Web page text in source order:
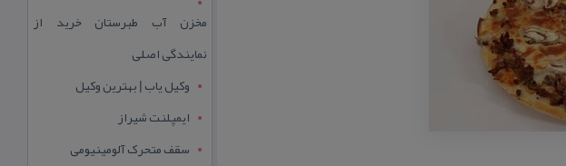
مخزن آب طبرستان خرید از
نمایندگی اصلی
وکیل یاب | بهترین وکیل
ایمپلنت شیراز
سقف متحرک آلومینیومی